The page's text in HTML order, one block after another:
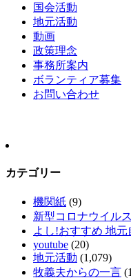
国会活動
地元活動
動画
政策理念
事務所案内
ボランティア募集
お問い合わせ
カテゴリー
機関紙 (9)
新型コロナウイル
よし!おすすめ 地元
youtube (20)
地元活動 (1,079)
牧義夫からの一言